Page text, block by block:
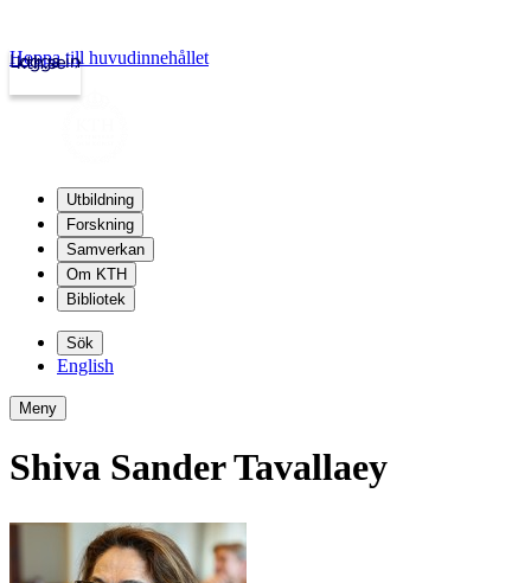
kth.se
Logga in
Hoppa till huvudinnehållet
Utbildning
Forskning
Samverkan
Om KTH
Bibliotek
Sök
English
Meny
Shiva Sander Tavallaey